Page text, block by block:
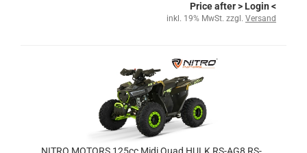
Price after> Login <
inkl. 19% MwSt. zzgl. Versand